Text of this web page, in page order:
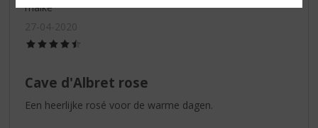
maike
27-04-2020
Cave d'Albret rose
Een heerlijke rosé voor de warme dagen.